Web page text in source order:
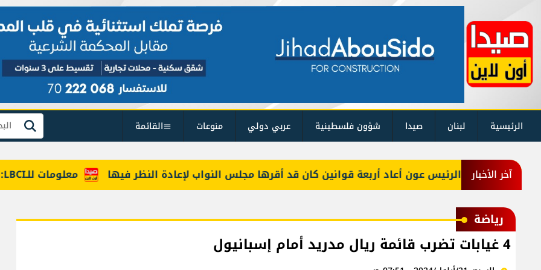
الرئيسية لبنان صيدا شؤون فلسطينية عربي دولي منوعات القائمة بحث
آخر الأخبار معلومات للـLBCI: مجلس الوزراء يقر 6 رواتب إضافية لموظفي القطاع العام وصرف الفروقات بأثر رجعي منذ آذار الرئيس عون أعاد أربعة قوانين كان قد أقرها مجلس النواب لإعادة النظر فيها
رياضة
4 غيابات تضرب قائمة ريال مدريد أمام إسبانيول